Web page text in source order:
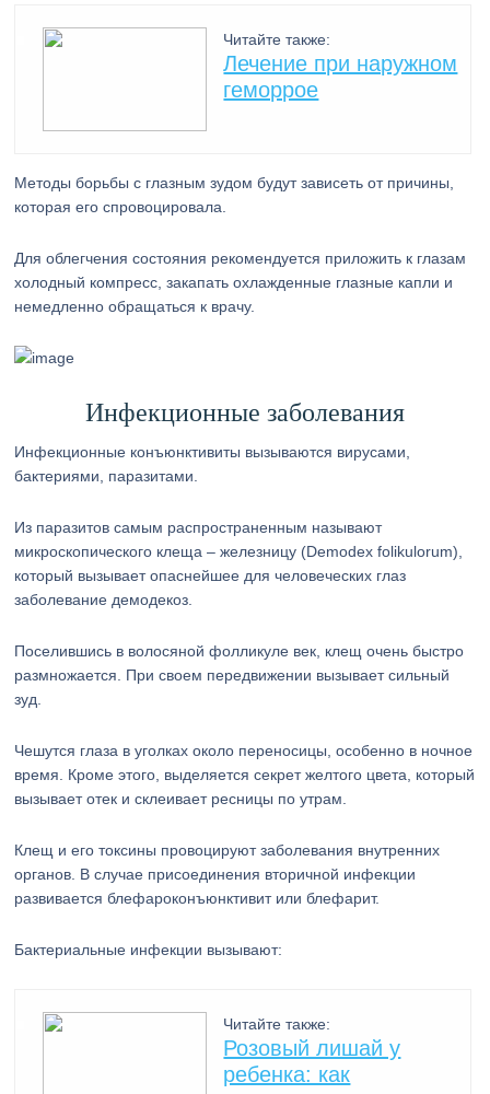
Читайте также:
Лечение при наружном
геморрое
Методы борьбы с глазным зудом будут зависеть от причины,
которая его спровоцировала.
Для облегчения состояния рекомендуется приложить к глазам
холодный компресс, закапать охлажденные глазные капли и
немедленно обращаться к врачу.
Инфекционные заболевания
Инфекционные конъюнктивиты вызываются вирусами,
бактериями, паразитами.
Из паразитов самым распространенным называют
микроскопического клеща – железницу (Demodex folikulorum),
который вызывает опаснейшее для человеческих глаз
заболевание демодекоз.
Поселившись в волосяной фолликуле век, клещ очень быстро
размножается. При своем передвижении вызывает сильный
зуд.
Чешутся глаза в уголках около переносицы, особенно в ночное
время. Кроме этого, выделяется секрет желтого цвета, который
вызывает отек и склеивает ресницы по утрам.
Клещ и его токсины провоцируют заболевания внутренних
органов. В случае присоединения вторичной инфекции
развивается блефароконъюнктивит или блефарит.
Бактериальные инфекции вызывают:
Читайте также:
Розовый лишай у
ребенка: как